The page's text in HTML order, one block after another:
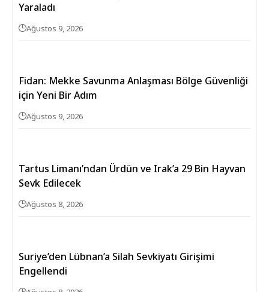
Yaraladı
Ağustos 9, 2026
Fidan: Mekke Savunma Anlaşması Bölge Güvenliği
için Yeni Bir Adım
Ağustos 9, 2026
Tartus Limanı’ndan Ürdün ve Irak’a 29 Bin Hayvan
Sevk Edilecek
Ağustos 8, 2026
Suriye’den Lübnan’a Silah Sevkiyatı Girişimi
Engellendi